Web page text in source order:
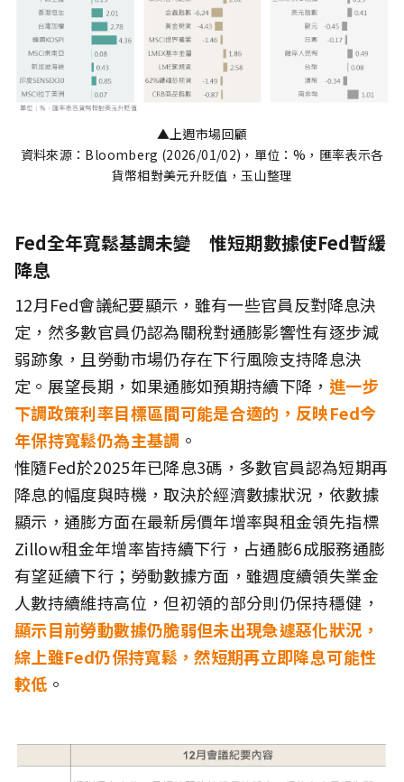
▲上週市場回顧
資料來源：Bloomberg (2026/01/02)，單位：%，匯率表示各
貨幣相對美元升貶值，玉山整理
Fed全年寬鬆基調未變 惟短期數據使Fed暫緩
降息
12月Fed會議紀要顯示，雖有一些官員反對降息決
定，然多數官員仍認為關稅對通膨影響性有逐步減
弱跡象，且勞動市場仍存在下行風險支持降息決
定。展望長期，如果通膨如預期持續下降， 進一步
下調政策利率目標區間可能是合適的，反映Fed今
年保持寬鬆仍為主基調 。
惟隨Fed於2025年已降息3碼，多數官員認為短期再
降息的幅度與時機，取決於經濟數據狀況，依數據
顯示，通膨方面在最新房價年增率與租金領先指標
Zillow租金年增率皆持續下行，占通膨6成服務通膨
有望延續下行；勞動數據方面，雖週度續領失業金
人數持續維持高位，但初領的部分則仍保持穩健，
顯示目前勞動數據仍脆弱但未出現急遽惡化狀況，
綜上雖Fed仍保持寬鬆，然短期再立即降息可能性
較低 。